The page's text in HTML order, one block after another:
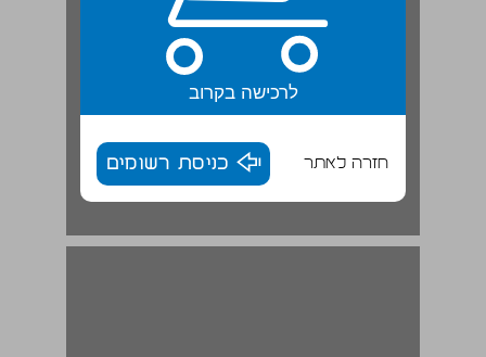
לרכישה בקרוב
חזרה לאתר כניסת רשומים
משפטים שמניים בעבר | תרגול מתוקשב ... 29